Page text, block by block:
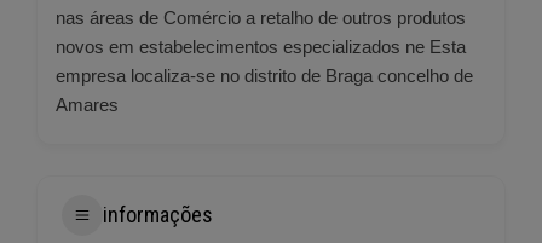
nas áreas de Comércio a retalho de outros produtos
novos em estabelecimentos especializados ne Esta
empresa localiza-se no distrito de Braga concelho de
Amares
informações